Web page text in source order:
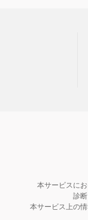
本サービスに
診
本サービス上の